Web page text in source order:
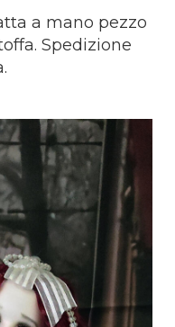
a mano pezzo
Spedizione